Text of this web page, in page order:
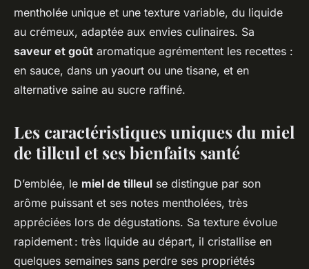
mentholée unique et une texture variable, du liquide
au crémeux, adaptée aux envies culinaires. Sa
saveur et goût aromatique agrémentent les recettes :
en sauce, dans un yaourt ou une tisane, et en
alternative saine au sucre raffiné.
Les caractéristiques uniques du miel
de tilleul et ses bienfaits santé
D’emblée, le miel de tilleul se distingue par son
arôme puissant et ses notes mentholées, très
appréciées lors de dégustations. Sa texture évolue
rapidement : très liquide au départ, il cristallise en
quelques semaines sans perdre ses propriétés